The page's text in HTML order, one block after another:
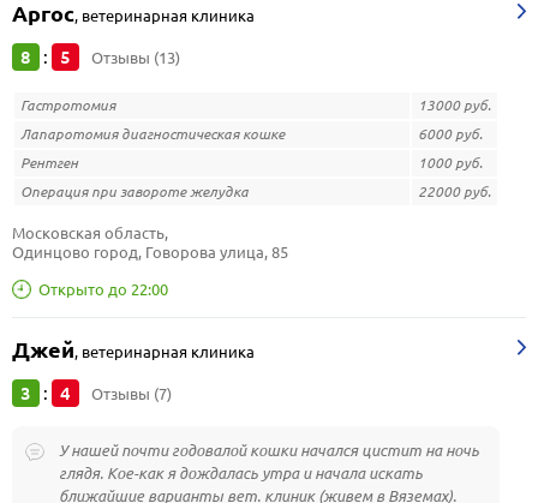
Аргос, ветеринарная клиника
8 : 5 Отзывы (13)
Гастротомия
13000 руб.
Лапаротомия диагностическая кошке
6000 руб.
Рентген
1000 руб.
Операция при завороте желудка
22000 руб.
Открыто до 22:00
Московская область,
Одинцово город, Говорова улица, 85
Джей, ветеринарная клиника
3 : 4 Отзывы (7)
У нашей почти годовалой кошки начался цистит на ночь
глядя. Кое-как я дождалась утра и начала искать
ближайшие варианты вет. клиник (живем в Вяземах).